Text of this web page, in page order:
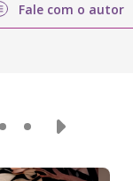
Fale com o autor